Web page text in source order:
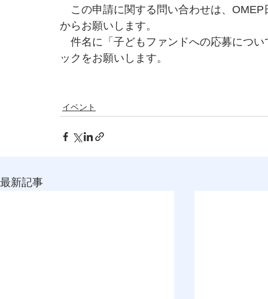
この申請に関する問い合わせは、OMEP
からお願いします。
件名に「子どもファンドへの応募につ
ックをお願いします。
イベント
最新記事